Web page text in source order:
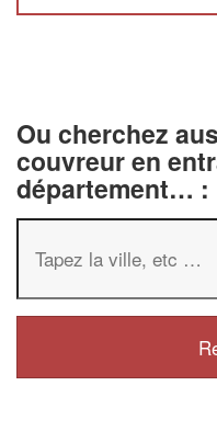
Ou cherchez
couvreur en
département… :